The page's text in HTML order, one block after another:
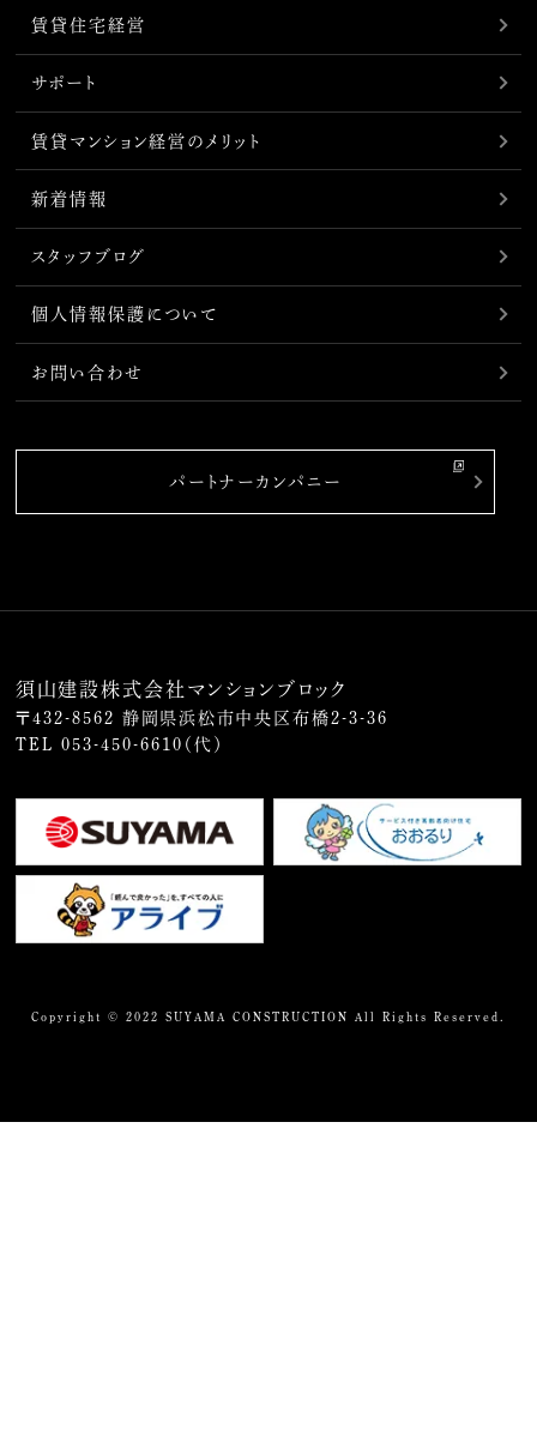
賃貸住宅経営
サポート
賃貸マンション経営のメリット
新着情報
スタッフブログ
個人情報保護について
お問い合わせ
パートナーカンパニー
須山建設株式会社マンションブロック
〒432-8562 静岡県浜松市中央区布橋2-3-36
TEL053-450-6610 （代）
Copyright © 2022 SUYAMA CONSTRUCTION All Rights Reserved.